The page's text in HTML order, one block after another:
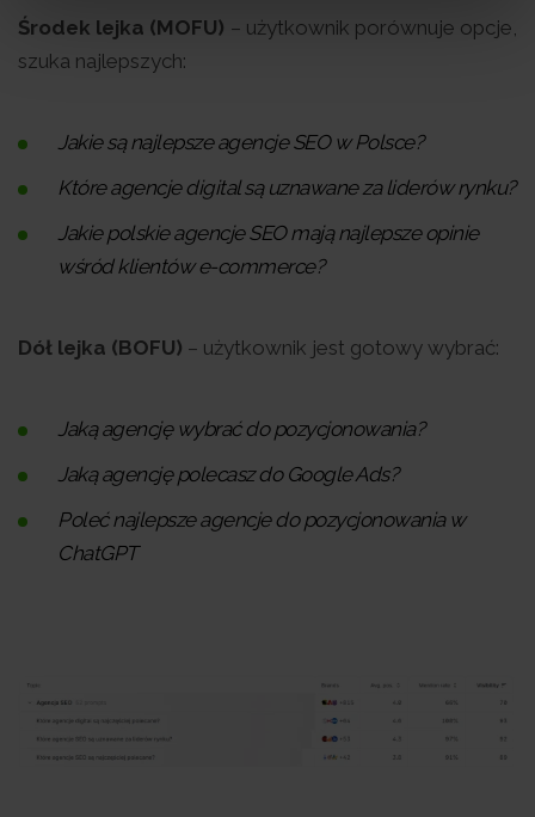
Środek lejka (MOFU) – użytkownik porównuje opcje,
szuka najlepszych:
Jakie są najlepsze agencje SEO w Polsce?
Które agencje digital są uznawane za liderów rynku?
Jakie polskie agencje SEO mają najlepsze opinie
wśród klientów e-commerce?
Dół lejka (BOFU) – użytkownik jest gotowy wybrać:
Jaką agencję wybrać do pozycjonowania?
Jaką agencję polecasz do Google Ads?
Poleć najlepsze agencje do pozycjonowania w
ChatGPT